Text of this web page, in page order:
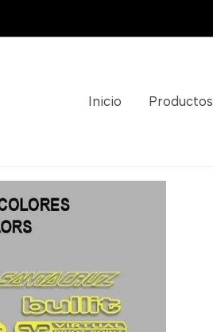
Inicio Productos